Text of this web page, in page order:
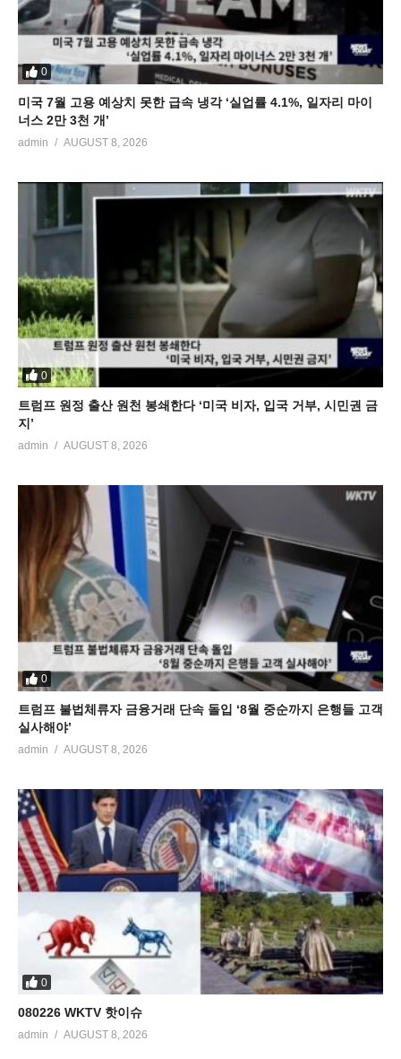
0
미국 7월 고용 예상치 못한 급속 냉각 ‘실업률 4.1%, 일자리 마이
너스 2만 3천 개’
admin AUGUST 8, 2026
0
트럼프 원정 출산 원천 봉쇄한다 ‘미국 비자, 입국 거부, 시민권 금
지’
admin AUGUST 8, 2026
0
트럼프 불법체류자 금융거래 단속 돌입 ‘8월 중순까지 은행들 고객
실사해야’
admin AUGUST 8, 2026
0
080226 WKTV 핫이슈
admin AUGUST 8, 2026